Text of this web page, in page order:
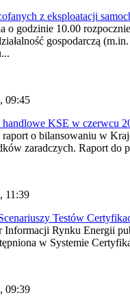
z eksploatacji
o godzinie 10.00
gospodarczą
09:45
KSE w czerwcu
raport o bilansowaniu w
zaradczych. Raport do
11:39
Testów
Informacji Rynku Energii
w Systemie
09:39